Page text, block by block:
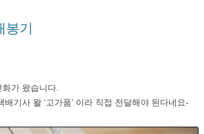
봉기
가 왔습니다.
기사 왈 ‘고가품’ 이라 직접 전달해야 된다네요-